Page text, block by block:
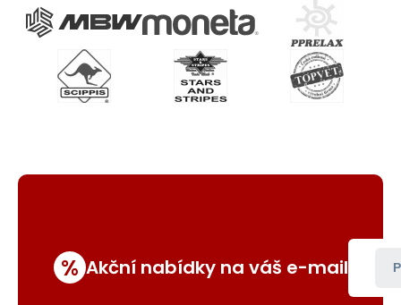
% Akční nabídky na váš e-mail